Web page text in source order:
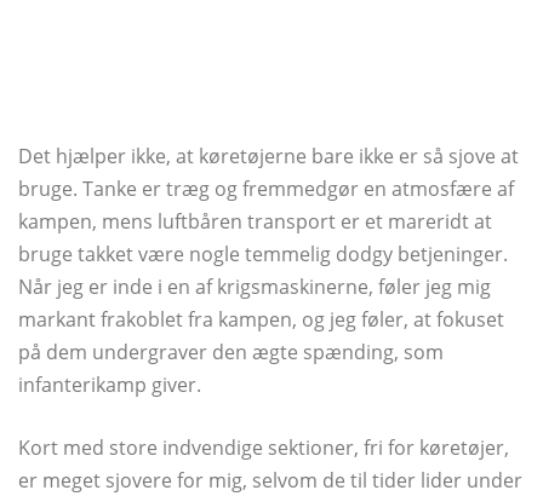
Det hjælper ikke, at køretøjerne bare ikke er så sjove at
bruge. Tanke er træg og fremmedgør en atmosfære af
kampen, mens luftbåren transport er et mareridt at
bruge takket være nogle temmelig dodgy betjeninger.
Når jeg er inde i en af ​​krigsmaskinerne, føler jeg mig
markant frakoblet fra kampen, og jeg føler, at fokuset
på dem undergraver den ægte spænding, som
infanterikamp giver.
Kort med store indvendige sektioner, fri for køretøjer,
er meget sjovere for mig, selvom de til tider lider under